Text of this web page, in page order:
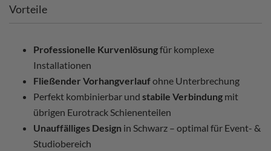
Vorteile
Professionelle Kurvenlösungfür komplexe
Installationen
Fließender Vorhangverlaufohne Unterbrechung
Perfekt kombinierbar und stabile Verbindung mit
übrigen Eurotrack Schienenteilen
Unauffälliges Design in Schwarz – optimal für Event- &
Studiobereich